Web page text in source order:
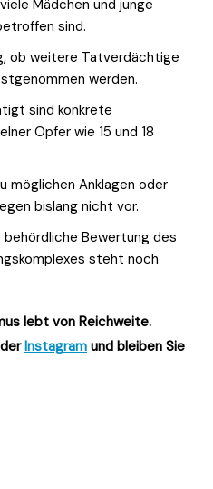
Mädchen und junge
sind.
ob weitere Tatverdächtige
werden.
sind konkrete
Opfer wie 15 und 18
möglichen Anklagen oder
bislang nicht vor.
Bewertung des
steht noch
lebt von Reichweite.
Instagram und bleiben Sie